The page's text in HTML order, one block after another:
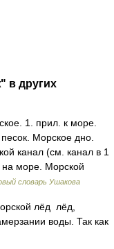
в других
1. прил. к море.
Морское дно.
канал (см. канал в 1
море. Морской
словарь Ушакова
лёд лёд,
воды. Так как